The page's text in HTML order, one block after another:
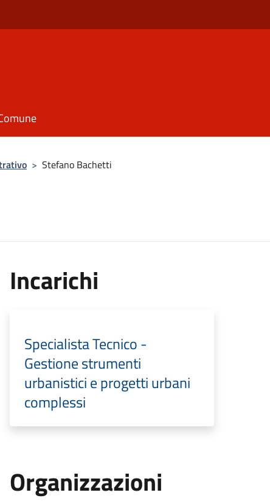
> Stefano Bachetti
Incarichi
Specialista Tecnico -
Gestione strumenti
urbanistici e progetti urbani
complessi
Organizzazioni